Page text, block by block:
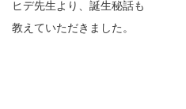
ヒデ先生より、誕生秘話も
教えていただきました。